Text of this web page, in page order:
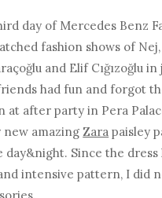
day of Mercedes Benz
fashion shows of
and Elif Cığızoğlu in
had fun and forgot
at after party in Pera
new amazing Zara paisley
day&night. Since the dress
intensive pattern, I did